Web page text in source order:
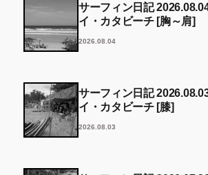
サーフィン日記
イ・カタビーチ [胸～肩]
2026.08.04
サーフィン日記
イ・カタビーチ [膝]
2026.08.03